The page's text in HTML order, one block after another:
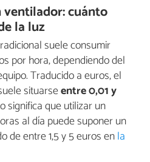
ventilador: cuánto
la luz
suele consumir
por hora, dependiendo del
Traducido a euros, el
situarseentre 0,01 y
significa que utilizar un
al día puede suponer un
de entre 1,5 y 5 euros enla